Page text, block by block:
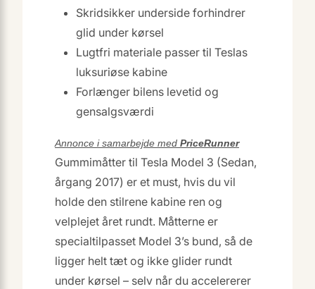
Skridsikker underside forhindrer
glid under kørsel
Lugtfri materiale passer til Teslas
luksuriøse kabine
Forlænger bilens levetid og
gensalgsværdi
Annonce i samarbejde med PriceRunner
Gummimåtter til Tesla Model 3 (Sedan,
årgang 2017) er et must, hvis du vil
holde den stilrene kabine ren og
velplejet året rundt. Måtterne er
specialtilpasset Model 3’s bund, så de
ligger helt tæt og ikke glider rundt
under kørsel – selv når du accelererer